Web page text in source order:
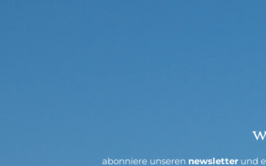
abonniere unseren newsletter und